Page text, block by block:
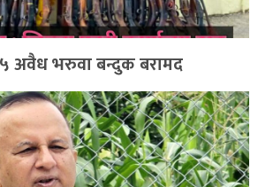
अवैध भरुवा बन्दुक बरामद